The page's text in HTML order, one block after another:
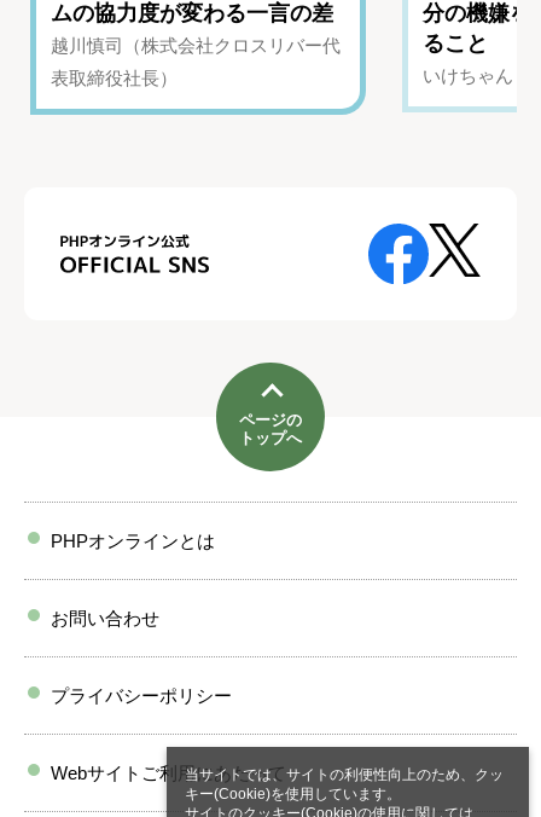
当サイトでは、サイトの利便性向上のため、クッ
キー(Cookie)を使用しています。
サイトのクッキー(Cookie)の使用に関しては、
ムの協力度が変わる一言の差
越川慎司（株式会社クロスリバー代
表取締役社長）
分の機嫌を
ること
いけちゃん（
ページの
トップへ
PHPオンラインとは
お問い合わせ
プライバシーポリシー
Webサイトご利用にあたって